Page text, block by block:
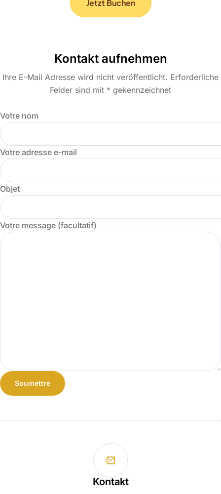
Jetzt Buchen
Kontakt aufnehmen
Ihre E-Mail Adresse wird nicht veröffentlicht. Erforderliche
Felder sind mit * gekennzeichnet
Votre nom
Votre adresse e-mail
Objet
Votre message (facultatif)
Kontakt